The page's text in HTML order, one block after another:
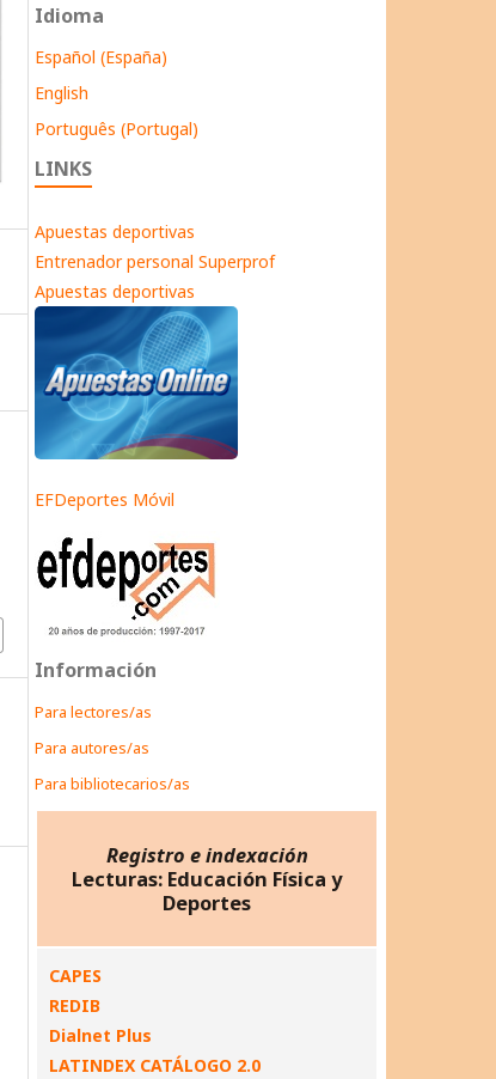
Idioma
Español (España)
English
Português (Portugal)
LINKS
Apuestas deportivas
Entrenador personal Superprof
Apuestas deportivas
EFDeportes Móvil
Información
Para lectores/as
Para autores/as
Para bibliotecarios/as
Registro e indexación
Lecturas: Educación Física y
Deportes
CAPES
REDIB
Dialnet Plus
LATINDEX CATÁLOGO 2.0